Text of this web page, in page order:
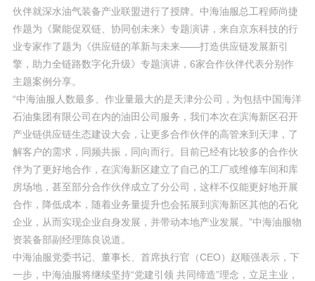
伙伴就深水油气装备产业联盟进行了授牌。中海油服总工程师尚捷
作题为《聚能促双链、协同创未来》专题演讲，来自京东科技的行
业专家作了题为《供应链的革新与未来——打造供应链发展新引
擎，助力全链路数字化升级》专题演讲，6家合作伙伴代表分别作
主题案例分享。
“中海油服人数最多、作业量最大的是天津分公司，为包括中国海洋
石油集团有限公司在内的油田公司服务，我们本次在滨海新区召开
产业链供应链生态建设大会，让更多合作伙伴的高管来到天津，了
解客户的需求，同频共振，同向而行。目前已经有比较多的合作伙
伴为了更好地合作，在滨海新区建立了自己的工厂或维修车间和库
房场地，甚至部分合作伙伴成立了分公司，这样不仅能更好地开展
合作，降低成本，随着业务量提升也会拓展到滨海新区其他的石化
企业，从而实现企业自身发展，并带动本地产业发展。”中海油服物
资装备部副经理陈良说道。
中海油服党委书记、董事长、首席执行官（CEO）赵顺强表示，下
一步，中海油服将继续坚持“党建引领 共同缔造”理念，立足主业，